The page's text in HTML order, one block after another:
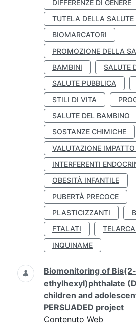
DIFFERENZE DI GENERE
TUTELA DELLA SALUTE
BIOMARCATORI
PROMOZIONE DELLA
BAMBINI
SALUTE
SALUTE PUBBLICA
STILI DI VITA
SALUTE DEL BAMBINO
SOSTANZE CHIMICHE
VALUTAZIONE
INTERFERENTI
OBESITÀ INFANTILE
PUBERTÀ PRECOCE
PLASTICIZZANTI
FTALATI
INQUINAME
Biomonitoring of Bis(2-
ethylhexyl)phthalate
children and
PERSUADED project
Contenuto Web